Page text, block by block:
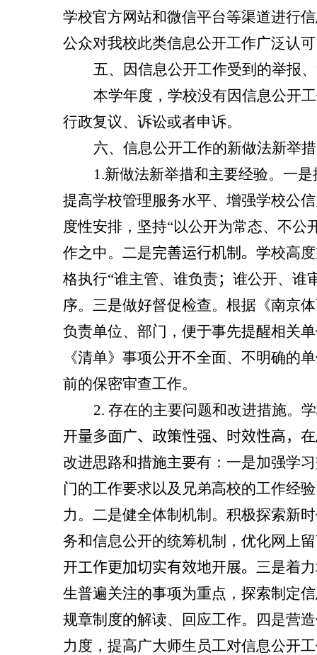
学校官方网站和微信平台等渠道进行
公众对我校此类信息公开工作广泛认
五、因信息公开工作受到的举报
本学年度，学校没有因信息公开
行政复议、诉讼或者申诉。
六、信息公开工作的新做法新举
1.新做法新举措和主要经验。一
提高学校管理服务水平、增强学校公
度性安排，坚持“以公开为常态、不公
作之中。 二是完善运行机制。 学校高
格执行“谁主管、谁负责； 谁公开、谁
序。 三是做好督促检查。根据《南京
负责单位、部门，便于事先提醒相关
《清单》事项公开不全面、不明确的
前的保密审查工作。
2. 存在的主要问题和改进措施。
开量多面广、政策性强、时效性高， 在
改进思路和措施主要有：一是加强学
门的工作要求以及兄弟高校的工作经
力。二是健全体制机制。 积极探索新
务和信息公开的统筹机制，优化网上
开工作更加切实有效地开展。 三是着
生普遍关注的事项为重点，探索制定
规章制度的解读、回应工作。四是营
力度，提高广大师生员工对信息公开